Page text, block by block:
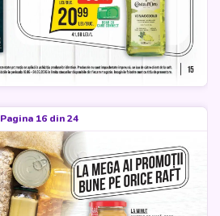
Pagina 16 din 24